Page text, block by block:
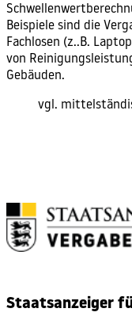
Beispiele sind die
Fachlosen (z..B.
von
Gebäuden.
vgl.
Staatsanzeiger